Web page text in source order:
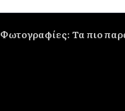
Φωτογραφίες: Τα πιο